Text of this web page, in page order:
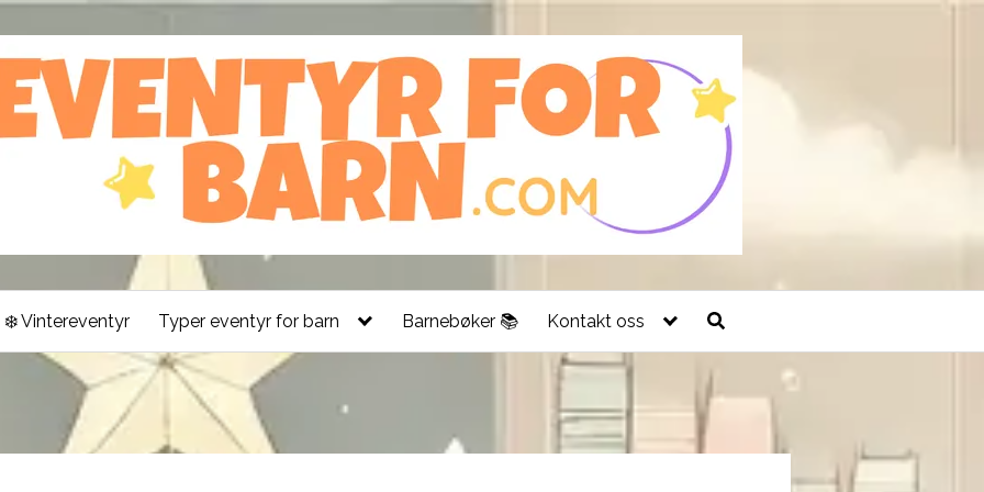
❄️ Vintereventyr Typer eventyr for barn Barnebøker 📚 Kontakt oss